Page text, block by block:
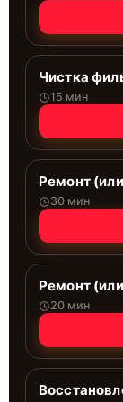
Чистка
15 мин
Ремонт
30 мин
Ремонт
20 мин